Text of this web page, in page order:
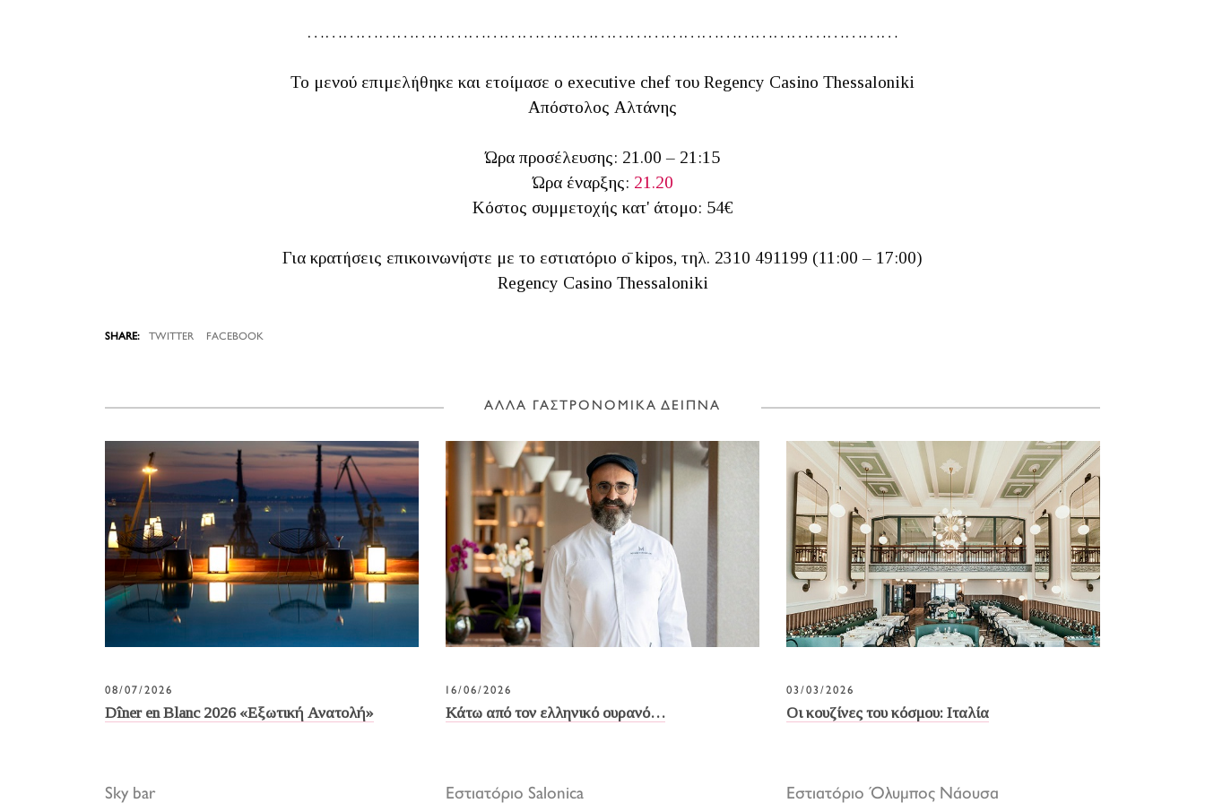
………………………………………………………………………………………
Το μενού επιμελήθηκε και ετοίμασε ο executive chef του Regency Casino Thessaloniki
Απόστολος Αλτάνης
Ώρα προσέλευσης: 21.00 – 21:15
Ώρα έναρξης: 21.20
Κόστος συμμετοχής κατ' άτομο: 54€
Για κρατήσεις επικοινωνήστε με το εστιατόριο ō kipos, τηλ. 2310 491199 (11:00 – 17:00)
Regency Casino Thessaloniki
TWITTER FACEBOOK
ΑΛΛΑ ΓΑΣΤΡΟΝΟΜΙΚΑ ΔΕΙΠΝΑ
08/07/2026
Dîner en Blanc 2026 «Εξωτική Ανατολή»
Sky bar
16/06/2026
Κάτω από τον ελληνικό ουρανό…
Εστιατόριο Salonica
03/03/2026
Οι κουζίνες του κόσμου: Ιταλία
Εστιατόριο Όλυμπος Νάουσα